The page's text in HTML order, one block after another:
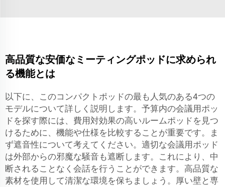
高品質な安価なミーティングポッドに求められ
る機能とは
以下に、このコンパクトポッドの最も人気のある4つの
モデルについて詳しく説明します。予算内の会議用ポッ
ドを探す際には、費用対効果の高いルームポッドを見つ
けるために、機能や仕様を比較することが重要です。ま
ず遮音性について考えてください。適切な会議用ポッド
は外部からの邪魔な騒音も遮断します。これにより、中
断されることなく会話を行うことができます。高品質な
素材を使用して清潔な環境を保ちましょう。厚い壁と専